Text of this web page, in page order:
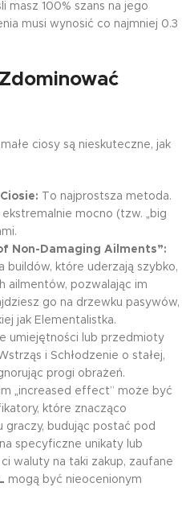
masz 100% szans na jego
musi wynosić co najmniej 0.3
ciosy są nieskuteczne, jak
To najprostsza metoda.
mocno (tzw. „big
Non-Damaging Ailments”:
buildów, które uderzają szybko,
ailmentów, pozwalając im
go na drzewku pasywów,
jak Elementalistka.
umiejętności lub przedmioty
i Schłodzenie o stałej,
progi obrażeń.
„increased effect” może być
które znacząco
graczy, budując postać pod
specyficzne unikaty lub
waluty na taki zakup, zaufane
mogą być nieocenionym